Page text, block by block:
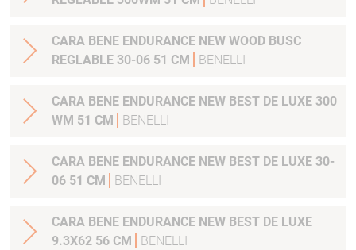
CARA BENE ENDURANCE NEW WOOD BUSC
REGLABLE 30-06 51 CM
BENELLI
CARA BENE ENDURANCE NEW BEST DE LUXE 300
WM 51 CM
BENELLI
CARA BENE ENDURANCE NEW BEST DE LUXE 30-
06 51 CM
BENELLI
CARA BENE ENDURANCE NEW BEST DE LUXE
9.3X62 56 CM
BENELLI